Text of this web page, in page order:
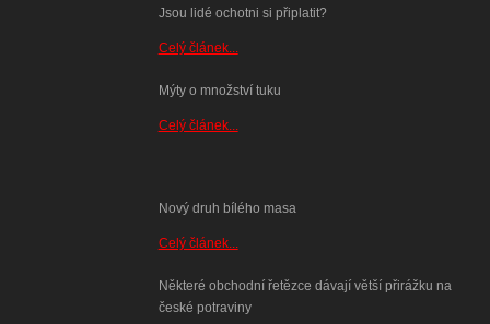
Jsou lidé ochotni si připlatit?
Celý článek...
Mýty o množství tuku
Celý článek...
Nový druh bílého masa
Celý článek...
Některé obchodní řetězce dávají větší přirážku na
české potraviny